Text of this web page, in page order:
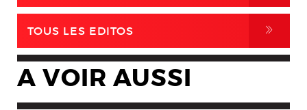
TOUS LES EDITOS ,
A VOIR AUSSI